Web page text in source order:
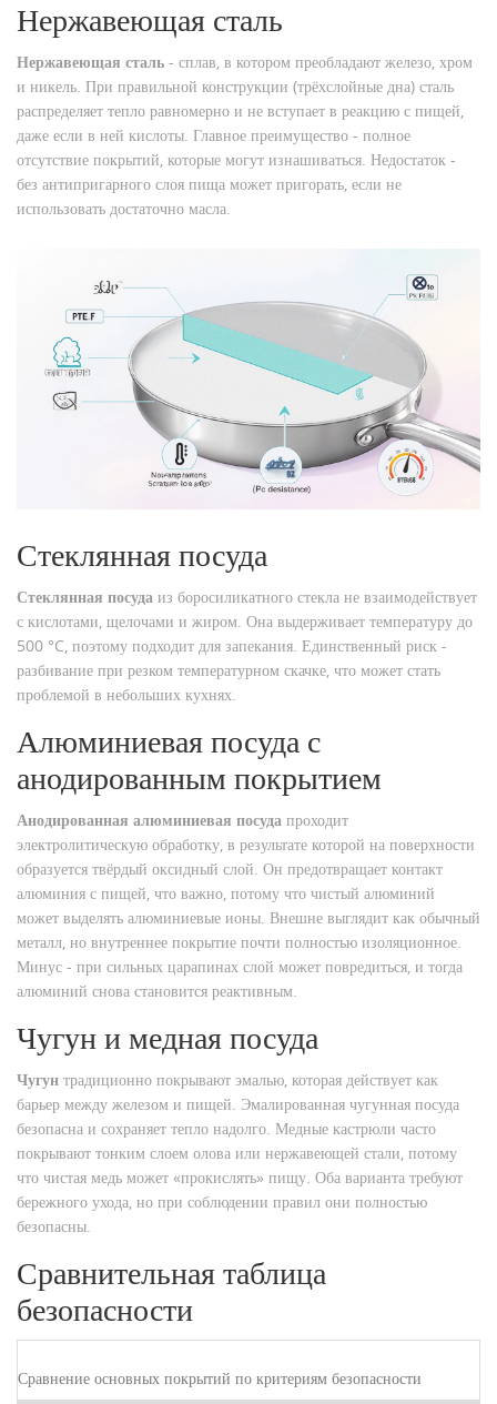
Нержавеющая сталь
Нержавеющая сталь - сплав, в котором преобладают железо, хром
и никель. При правильной конструкции (трёхслойные дна) сталь
распределяет тепло равномерно и не вступает в реакцию с пищей,
даже если в ней кислоты. Главное преимущество - полное
отсутствие покрытий, которые могут изнашиваться. Недостаток -
без антипригарного слоя пища может пригорать, если не
использовать достаточно масла.
Стеклянная посуда
Стеклянная посуда из боросиликатного стекла не взаимодействует
с кислотами, щелочами и жиром. Она выдерживает температуру до
500 °C, поэтому подходит для запекания. Единственный риск -
разбивание при резком температурном скачке, что может стать
проблемой в небольших кухнях.
Алюминиевая посуда с
анодированным покрытием
Анодированная алюминиевая посуда проходит
электролитическую обработку, в результате которой на поверхности
образуется твёрдый оксидный слой. Он предотвращает контакт
алюминия с пищей, что важно, потому что чистый алюминий
может выделять алюминиевые ионы. Внешне выглядит как обычный
металл, но внутреннее покрытие почти полностью изоляционное.
Минус - при сильных царапинах слой может повредиться, и тогда
алюминий снова становится реактивным.
Чугун и медная посуда
Чугун традиционно покрывают эмалью, которая действует как
барьер между железом и пищей. Эмалированная чугунная посуда
безопасна и сохраняет тепло надолго. Медные кастрюли часто
покрывают тонким слоем олова или нержавеющей стали, потому
что чистая медь может «прокислять» пищу. Оба варианта требуют
бережного ухода, но при соблюдении правил они полностью
безопасны.
Сравнительная таблица
безопасности
Сравнение основных покрытий по критериям безопасности